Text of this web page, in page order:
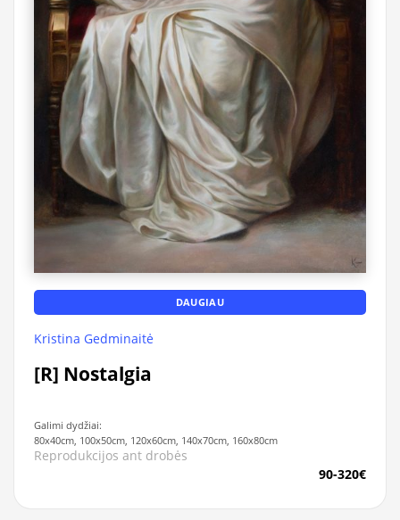
DAUGIAU
Kristina Gedminaitė
[R] Nostalgia
Galimi dydžiai:
80x40cm, 100x50cm, 120x60cm, 140x70cm, 160x80cm
Reprodukcijos ant drobės
90-320€